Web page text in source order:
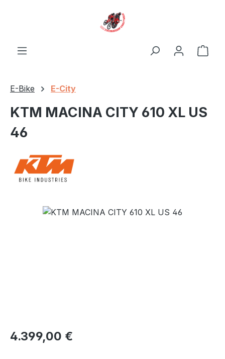
E-Bike E-City
KTM MACINA CITY 610 XL US
46
Bildergalerie überspringen
Regulärer Preis:
4.399,00 €